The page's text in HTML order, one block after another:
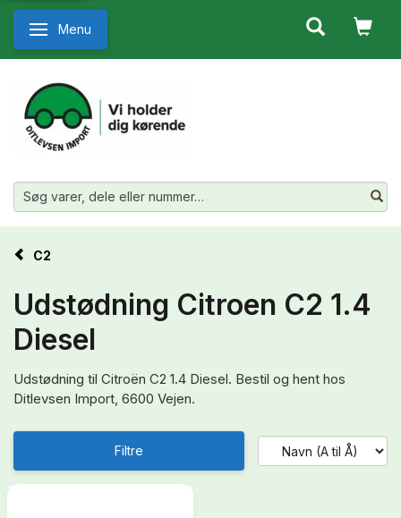
Skifte navigation
Menu
C2
Udstødning Citroen C2 1.4
Diesel
Udstødning til Citroën C2 1.4 Diesel. Bestil og hent hos
Ditlevsen Import, 6600 Vejen.
Filtre